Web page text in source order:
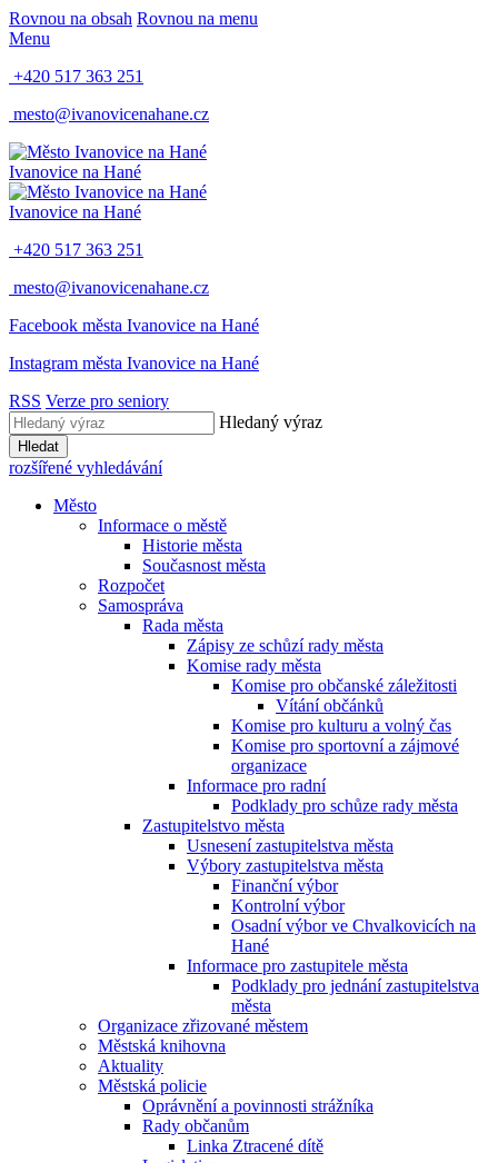
Rovnou na obsah Rovnou na menu
Menu
+420 517 363 251
mesto@ivanovicenahane.cz
Ivanovice na Hané
Ivanovice na Hané
+420 517 363 251
mesto@ivanovicenahane.cz
Facebook města Ivanovice na Hané
Instagram města Ivanovice na Hané
RSS Verze pro seniory
Hledaný výraz
Hledat
rozšířené vyhledávání
Město
Informace o městě
Historie města
Současnost města
Rozpočet
Samospráva
Rada města
Zápisy ze schůzí rady města
Komise rady města
Komise pro občanské záležitosti
Vítání občánků
Komise pro kulturu a volný čas
Komise pro sportovní a zájmové
organizace
Informace pro radní
Podklady pro schůze rady města
Zastupitelstvo města
Usnesení zastupitelstva města
Výbory zastupitelstva města
Finanční výbor
Kontrolní výbor
Osadní výbor ve Chvalkovicích na
Hané
Informace pro zastupitele města
Podklady pro jednání zastupitelstva
města
Organizace zřizované městem
Městská knihovna
Aktuality
Městská policie
Oprávnění a povinnosti strážníka
Rady občanům
Linka Ztracené dítě